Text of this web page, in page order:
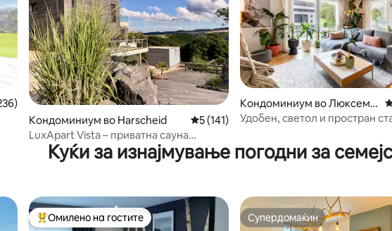
оцена: 4,98 од 5, 236 рецензии
Кондоминиум во Harscheid Просечна оцена: 5 од 5, 141 рецензии
5 (141)
LuxApart Vista – приватна сауна
(надворешна), панорамски поглед
Кондоминиум во Люксемб
ург
Удобен, светол и простран
Куќи за изнајмување погодни за
Меѓу најуспешните „Омилени на гостите“
Омилено на гостите Супердомаќин
Супердомаќин